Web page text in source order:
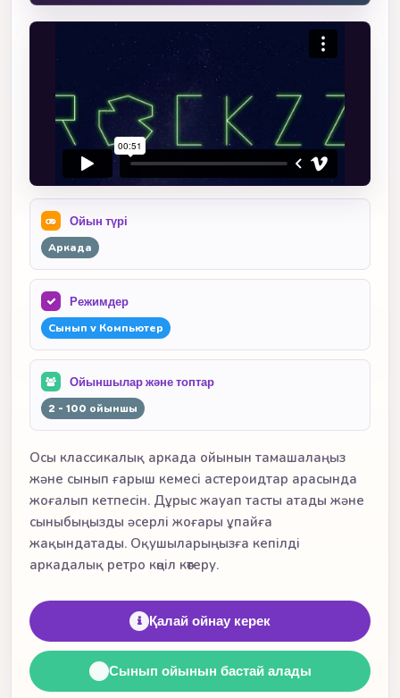
Ойын түрі
Аркада
Режимдер
Сынып v Компьютер
Ойыншылар және топтар
2 - 100 ойыншы
Осы классикалық аркада ойынын тамашалаңыз
және сынып ғарыш кемесі астероидтар арасында
жоғалып кетпесін. Дұрыс жауап тасты атады және
сыныбыңызды әсерлі жоғары ұпайға
жақындатады. Оқушыларыңызға кепілді
аркадалық ретро көңіл көтеру.
Қалай ойнау керек
Сынып ойынын бастай алады